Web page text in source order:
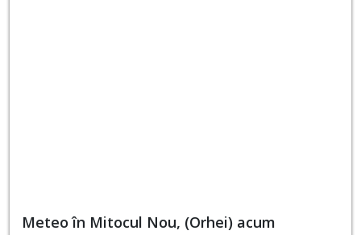
Meteo în Mitocul Nou, (Orhei) acum